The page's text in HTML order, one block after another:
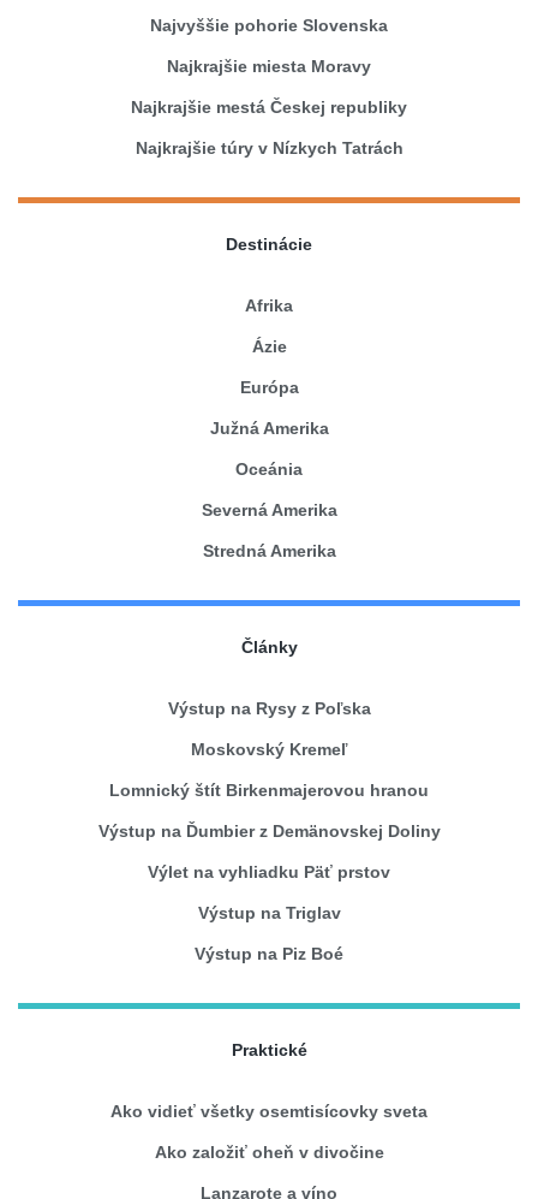
Najvyššie pohorie Slovenska
Najkrajšie miesta Moravy
Najkrajšie mestá Českej republiky
Najkrajšie túry v Nízkych Tatrách
Destinácie
Afrika
Ázie
Európa
Južná Amerika
Oceánia
Severná Amerika
Stredná Amerika
Články
Výstup na Rysy z Poľska
Moskovský Kremeľ
Lomnický štít Birkenmajerovou hranou
Výstup na Ďumbier z Demänovskej Doliny
Výlet na vyhliadku Päť prstov
Výstup na Triglav
Výstup na Piz Boé
Praktické
Ako vidieť všetky osemtisícovky sveta
Ako založiť oheň v divočine
Lanzarote a víno